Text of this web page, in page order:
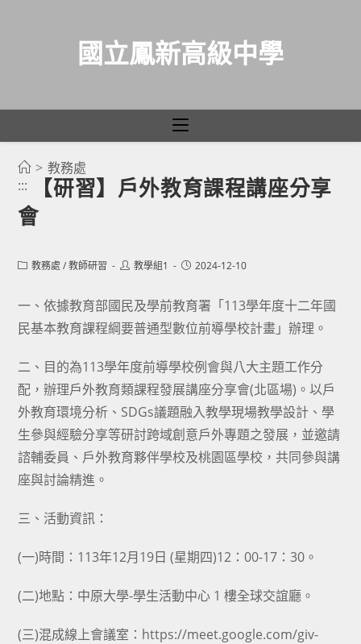
國立鳳新高級中學
> 教務處
:::
【研習】戶外教育課程講座分享
會
Post教務處 / 教師研習
Post教學組1
Post2024-12-10
一、依據教育部國民及學前教育署「113學年度十二年國
民基本教育課程綱要普通型數位前導學校計畫」辦理。
二、目的為113學年度前導學校例會與八大主題工作分
配，辦理戶外教育類課程發展講座分享會(北區場)。以戶
外教育環境分析、SDGs議題融入教學現場教學設計、學
生參與經驗分享等研討跨域創意戶外專題之發展，並邀請
諮輔委員、戶外教育夥伴學校及桃園區學校，共同參與講
座與討論精進。
三、活動資訊：
(一)時間：113年12月19日 (星期四)12：00-17：30。
(二)地點：中原大學-學生活動中心 1 樓全球交誼廳。
(三)混成線上會議室：https://meet.google.com/giv-